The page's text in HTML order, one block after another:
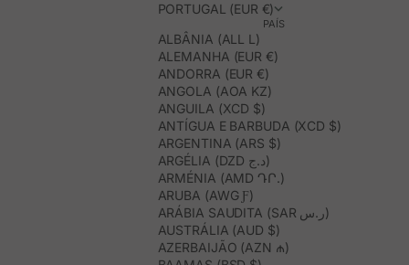
PORTUGAL (EUR €)
PAÍS
ALBÂNIA (ALL L)
ALEMANHA (EUR €)
ANDORRA (EUR €)
ANGOLA (AOA KZ)
ANGUILA (XCD $)
ANTÍGUA E BARBUDA (XCD $)
ARGENTINA (ARS $)
ARGÉLIA (DZD د.ج)
ARMÉNIA (AMD ԴՐ.)
ARUBA (AWG Ƒ)
ARÁBIA SAUDITA (SAR ر.س)
AUSTRÁLIA (AUD $)
AZERBAIJÃO (AZN ₼)